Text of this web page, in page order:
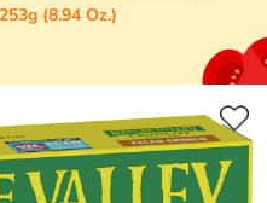
(8.94 Oz.)